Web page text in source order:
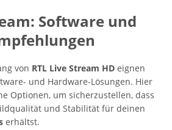
Software und
von RTL Live Stream HD eignen
und Hardware-Lösungen. Hier
Optionen, um sicherzustellen, dass
und Stabilität für deinen
erhältst.